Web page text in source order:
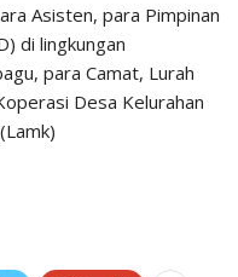
Asisten, para Pimpinan
di lingkungan
para Camat, Lurah
Desa Kelurahan